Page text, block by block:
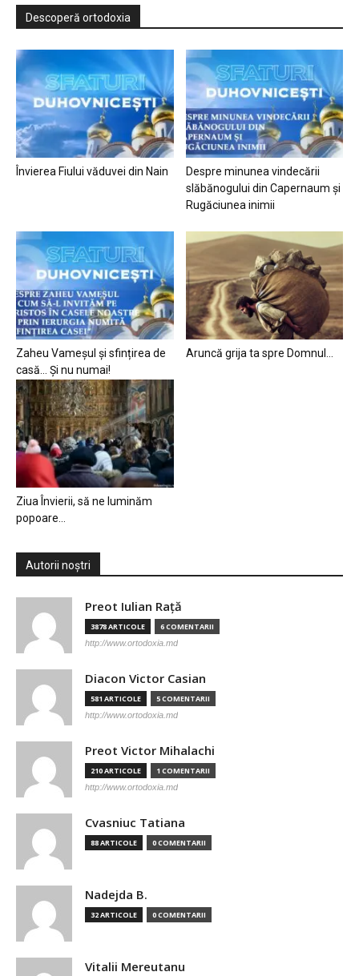
Descoperă ortodoxia
Învierea Fiului văduvei din Nain
Despre minunea vindecării
slăbănogului din Capernaum și
Rugăciunea inimii
Zaheu Vameșul și sfințirea de
casă… Și nu numai!
Aruncă grija ta spre Domnul…
Ziua Învierii, să ne luminăm
popoare…
Autorii noștri
Preot Iulian Raţă
3878 ARTICOLE 6 COMENTARII
http://www.ortodoxia.md
Diacon Victor Casian
581 ARTICOLE 5 COMENTARII
http://www.ortodoxia.md
Preot Victor Mihalachi
210 ARTICOLE 1 COMENTARII
http://www.ortodoxia.md
Cvasniuc Tatiana
88 ARTICOLE 0 COMENTARII
Nadejda B.
32 ARTICOLE 0 COMENTARII
Vitalii Mereutanu